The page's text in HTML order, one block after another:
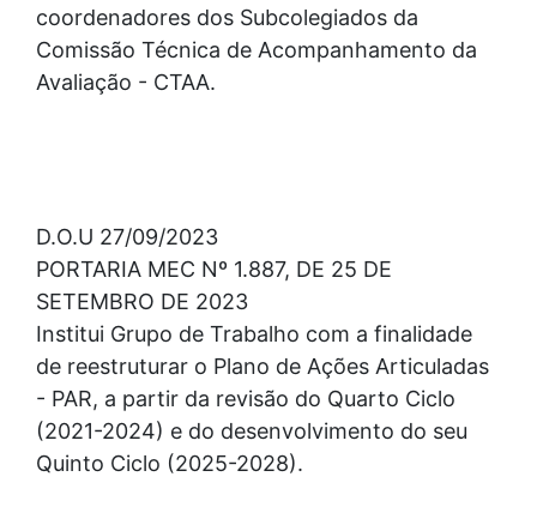
coordenadores dos Subcolegiados da
Comissão Técnica de Acompanhamento da
Avaliação - CTAA.
D.O.U 27/09/2023
PORTARIA MEC Nº 1.887, DE 25 DE
SETEMBRO DE 2023
Institui Grupo de Trabalho com a finalidade
de reestruturar o Plano de Ações Articuladas
- PAR, a partir da revisão do Quarto Ciclo
(2021-2024) e do desenvolvimento do seu
Quinto Ciclo (2025-2028).